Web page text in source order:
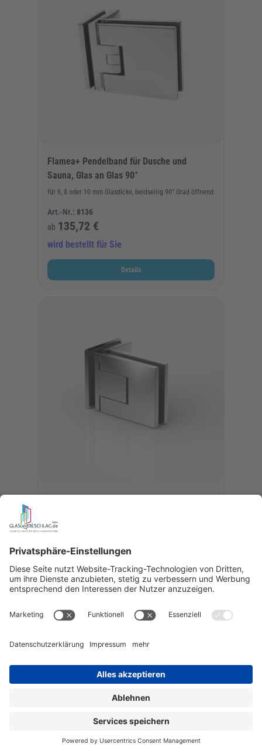
Flamea+ Pendelband für Dusche und
Sauna, Glas an Glas 90°
für 6, 8 oder 10 mm Glasdicke, beidseitig 90° Grad öffnend
Art.-Nr.: 8136
ab 135,72 €
wird bestellt für Sie
Details
für 6, 8 oder 10 mm Glasdicke
Art.-Nr.:8315
136,61 €
wird bestellt für Sie
Details